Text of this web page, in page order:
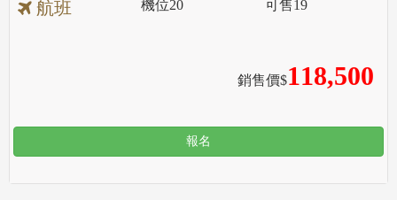
航班
銷售價$118,500
機位20 可售19
報名